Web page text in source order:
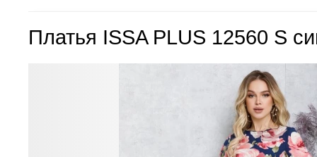
Платья ISSA PLUS 12560 S